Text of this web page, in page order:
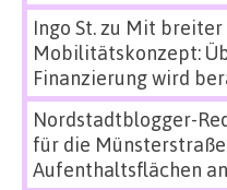
Ingo St.zu Mit breiter
Mobilitätskonzept:
Finanzierung wird
Nordstadtblogger-
für die
Aufenthaltsflächen